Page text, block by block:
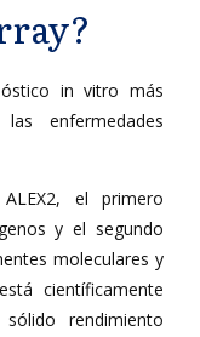
in vitro más
enfermedades
el primero
y el segundo
moleculares y
científicamente
rendimiento